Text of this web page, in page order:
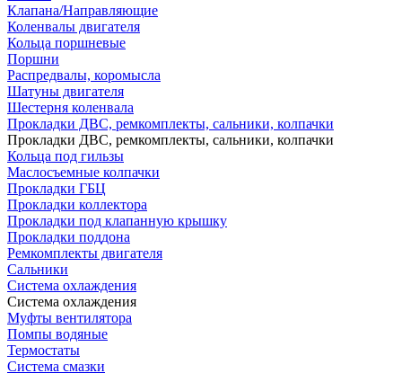
Клапана/Направляющие
Коленвалы двигателя
Кольца поршневые
Поршни
Распредвалы, коромысла
Шатуны двигателя
Шестерня коленвала
Прокладки ДВС, ремкомплекты, сальники, колпачки
Прокладки ДВС, ремкомплекты, сальники, колпачки
Кольца под гильзы
Маслосъемные колпачки
Прокладки ГБЦ
Прокладки коллектора
Прокладки под клапанную крышку
Прокладки поддона
Ремкомплекты двигателя
Сальники
Система охлаждения
Система охлаждения
Муфты вентилятора
Помпы водяные
Термостаты
Система смазки